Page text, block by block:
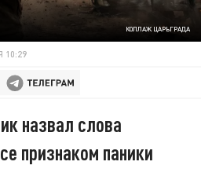
КОЛЛАЖ ЦАРЬГРАДА
10:29
назвал слова
признаком паники